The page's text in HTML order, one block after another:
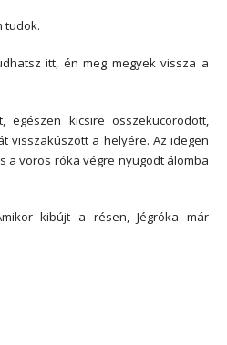
tudok.
itt, én meg megyek vissza a
egészen kicsire összekucorodott,
visszakúszott a helyére. Az idegen
a vörös róka végre nyugodt álomba
kibújt a résen, Jégróka már